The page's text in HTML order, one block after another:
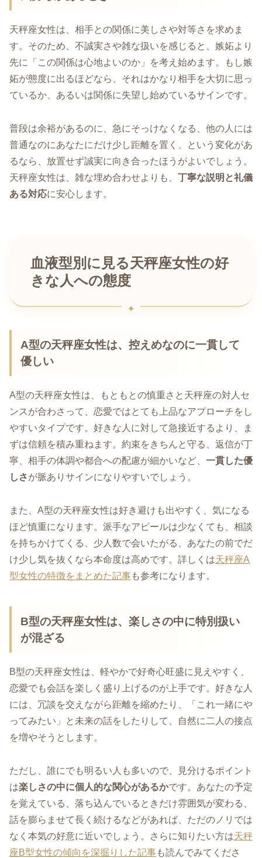
天秤座女性は、相手との関係に美しさや対等さを求めま
す。そのため、不誠実さや雑な扱いを感じると、嫉妬より
先に「この関係は心地よいのか」を考え始めます。もし嫉
妬が態度に出るほどなら、それはかなり相手を大切に思っ
ているか、あるいは関係に失望し始めているサインです。
普段は余裕があるのに、急にそっけなくなる、他の人には
普通なのにあなたにだけ少し距離を置く、という変化があ
るなら、放置せず誠実に向き合ったほうがよいでしょう。
天秤座女性は、雑な埋め合わせよりも、 丁寧な説明と礼儀
ある対応に安心します。
血液型別に見る天秤座女性の好
きな人への態度
A型の天秤座女性は、控えめなのに一貫して
優しい
A型の天秤座女性は、もともとの慎重さと天秤座の対人セ
ンスが合わさって、恋愛ではとても上品なアプローチをし
やすいタイプです。好きな人に対して急接近するより、ま
ずは信頼を積み重ねます。約束をきちんと守る、返信が丁
寧、相手の体調や都合への配慮が細かいなど、 一貫した優
しさが脈ありサインになりやすいでしょう。
また、A型の天秤座女性は好き避けも出やすく、気になる
ほど慎重になります。派手なアピールは少なくても、相談
を持ちかけてくる、少人数で会いたがる、あなたの前でだ
け少し気を抜くなら本命度は高めです。詳しくは天秤座A
型女性の特徴をまとめた記事も参考になります。
B型の天秤座女性は、楽しさの中に特別扱い
が混ざる
B型の天秤座女性は、軽やかで好奇心旺盛に見えやすく、
恋愛でも会話を楽しく盛り上げるのが上手です。好きな人
には、冗談を交えながら距離を縮めたり、「これ一緒にや
ってみたい」と未来の話をしたりして、自然に二人の接点
を増やそうとします。
ただし、誰にでも明るい人も多いので、見分けるポイント
は楽しさの中に個人的な関心があるかです。あなたの予定
を覚えている、落ち込んでいるときだけ雰囲気が変わる、
話を膨らませて長く続けるなどがあれば、ただのノリでは
なく本気の好意に近いでしょう。さらに知りたい方は天秤
座B型女性の傾向を深掘りした記事も読んでみてくださ